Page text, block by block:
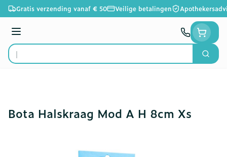
Ga naar de inhoud
Gratis verzending vanaf € 50 Veilige betalingen
Menu
Product, merk, categorie...
Zoek
Bota Halskraag Mod A H 8cm Xs